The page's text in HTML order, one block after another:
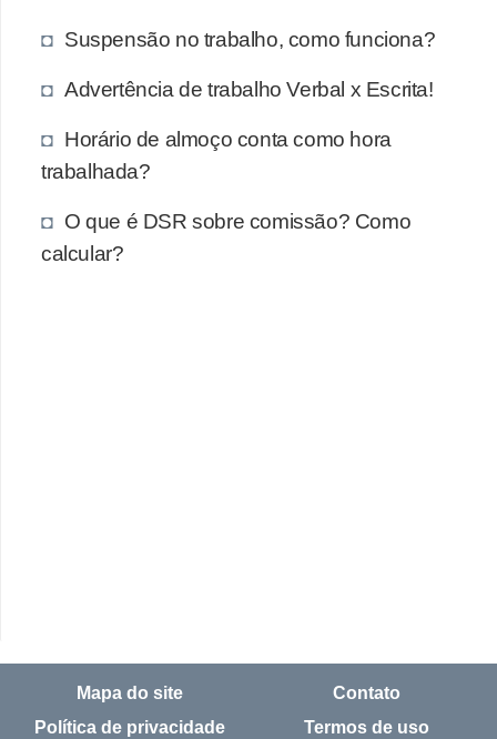
Suspensão no trabalho, como funciona?
Advertência de trabalho Verbal x Escrita!
Horário de almoço conta como hora
trabalhada?
O que é DSR sobre comissão? Como
calcular?
Mapa do site
Contato
Política de privacidade
Termos de uso